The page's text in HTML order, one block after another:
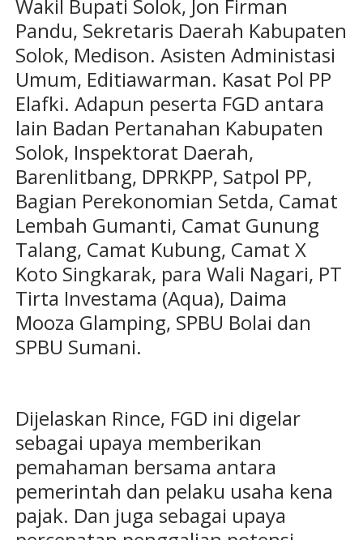
Wakil Bupati Solok, Jon Firman
Pandu, Sekretaris Daerah Kabupaten
Solok, Medison. Asisten Administasi
Umum, Editiawarman. Kasat Pol PP
Elafki. Adapun peserta FGD antara
lain Badan Pertanahan Kabupaten
Solok, Inspektorat Daerah,
Barenlitbang, DPRKPP, Satpol PP,
Bagian Perekonomian Setda, Camat
Lembah Gumanti, Camat Gunung
Talang, Camat Kubung, Camat X
Koto Singkarak, para Wali Nagari, PT
Tirta Investama (Aqua), Daima
Mooza Glamping, SPBU Bolai dan
SPBU Sumani.
Dijelaskan Rince, FGD ini digelar
sebagai upaya memberikan
pemahaman bersama antara
pemerintah dan pelaku usaha kena
pajak. Dan juga sebagai upaya